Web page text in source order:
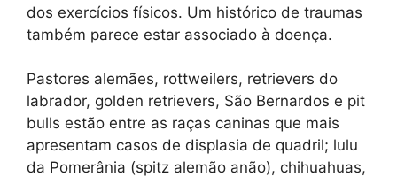
dos exercícios físicos. Um histórico de traumas
também parece estar associado à doença.
Pastores alemães, rottweilers, retrievers do
labrador, golden retrievers, São Bernardos e pit
bulls estão entre as raças caninas que mais
apresentam casos de displasia de quadril; lulu
da Pomerânia (spitz alemão anão), chihuahuas,